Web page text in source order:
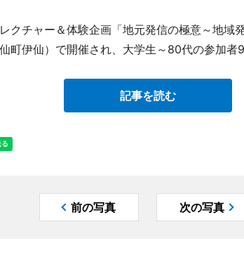
クチャー＆体験企画「地元発信の極意～地域
町伊仙）で開催され、大学生～80代の参加者9
記事を読む
前の写真 次の写真